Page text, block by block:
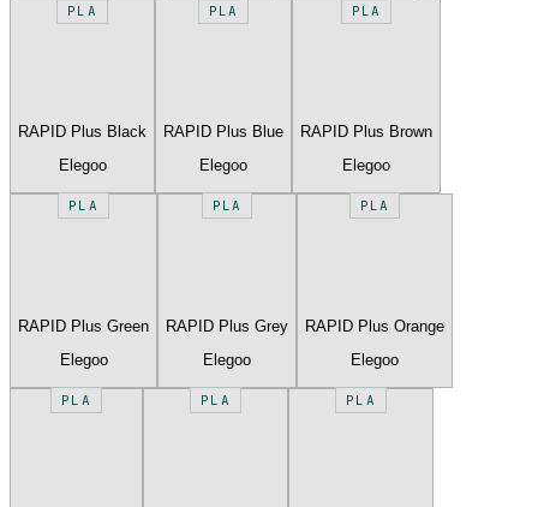
PLA
RAPID Plus Black
Elegoo
PLA
RAPID Plus Blue
Elegoo
PLA
RAPID Plus Brown
Elegoo
PLA
RAPID Plus Green
Elegoo
PLA
RAPID Plus Grey
Elegoo
PLA
RAPID Plus Orange
Elegoo
PLA PLA PLA